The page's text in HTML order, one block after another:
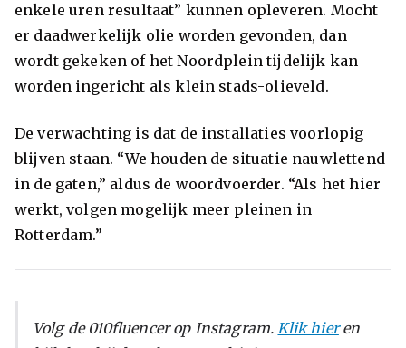
enkele uren resultaat” kunnen opleveren. Mocht
er daadwerkelijk olie worden gevonden, dan
wordt gekeken of het Noordplein tijdelijk kan
worden ingericht als klein stads-olieveld.
De verwachting is dat de installaties voorlopig
blijven staan. “We houden de situatie nauwlettend
in de gaten,” aldus de woordvoerder. “Als het hier
werkt, volgen mogelijk meer pleinen in
Rotterdam.”
Volg de 010fluencer op Instagram.Klik hieren